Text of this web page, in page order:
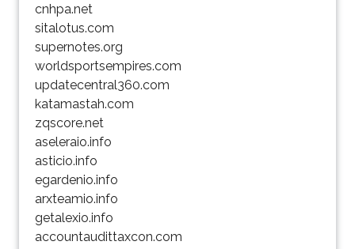
cnhpa.net
sitalotus.com
supernotes.org
worldsportsempires.com
updatecentral360.com
katamastah.com
zqscore.net
aseleraio.info
asticio.info
egardenio.info
arxteamio.info
getalexio.info
accountaudittaxcon.com